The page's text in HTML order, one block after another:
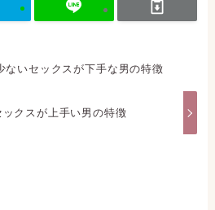
ないセックスが下手な男の特徴
クスが上手い男の特徴